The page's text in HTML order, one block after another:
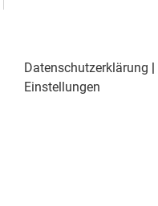
Datenschutzerklärung |
Einstellungen